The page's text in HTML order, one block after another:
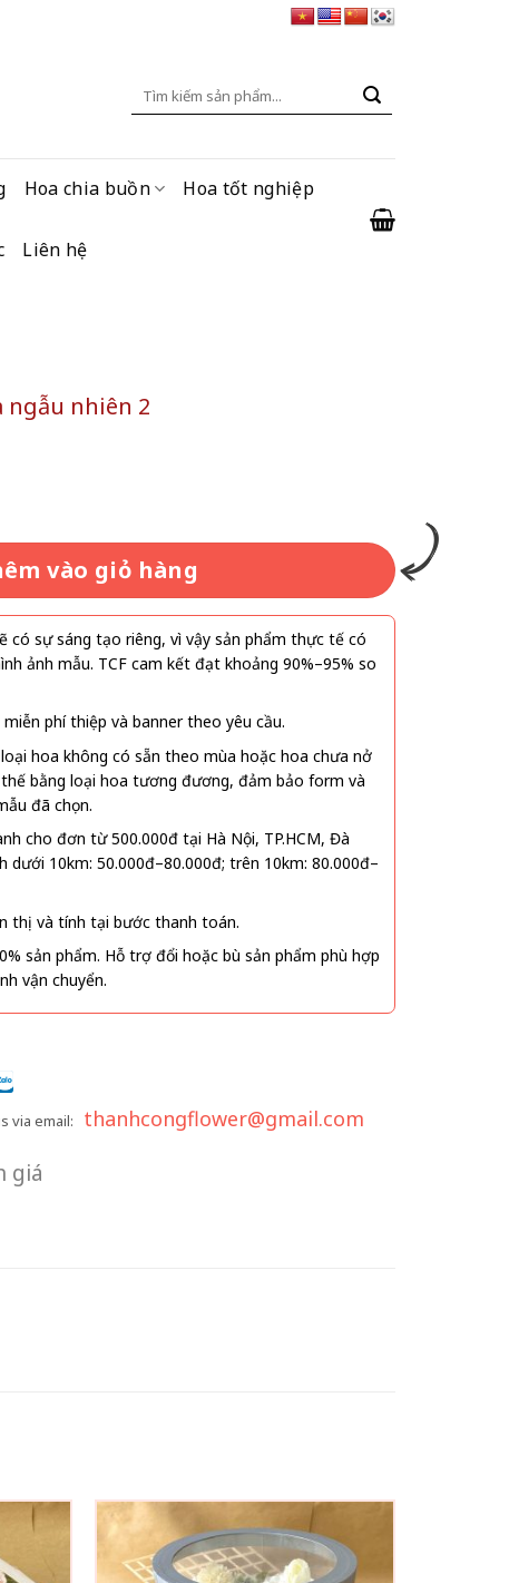
Tìm
Hoa chia buồn Hoa tốt nghiệp
Liên hệ
ngẫu nhiên 2
2 số lượng
vào giỏ hàng
có sự sáng tạo riêng, vì vậy sản phẩm thực tế có
ảnh mẫu. TCF cam kết đạt khoảng 90%–95% so
phí thiệp và banner theo yêu cầu.
hoa không có sẵn theo mùa hoặc hoa chưa nở
bằng loại hoa tương đương, đảm bảo form và
đã chọn.
cho đơn từ 500.000đ tại Hà Nội, TP.HCM, Đà
dưới 10km: 50.000đ–80.000đ; trên 10km: 80.000đ–
thị và tính tại bước thanh toán.
sản phẩm. Hỗ trợ đổi hoặc bù sản phẩm phù hợp
vận chuyển.
via email: thanhcongflower@gmail.com
giá